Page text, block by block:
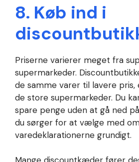
8. Køb ind i
Priserne varierer meget fra
supermarkeder.
de samme varer til lavere pris,
de store supermarkeder. Du
spare penge uden at gå ned
du sørger for at vælge med
varedeklarationerne grundigt.